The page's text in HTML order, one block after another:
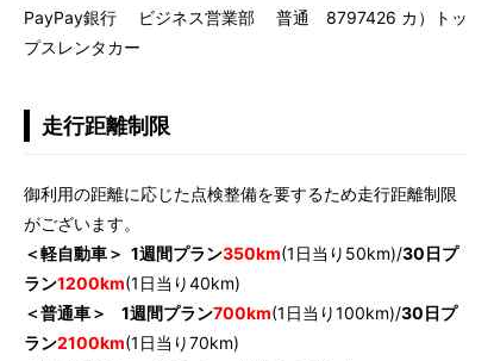
PayPay銀行 ビジネス営業部 普通 8797426 カ）トッ
プスレンタカー
走行距離制限
御利用の距離に応じた点検整備を要するため走行距離制限
がございます。
＜軽自動車＞ 1週間プラン350km(1日当り50km)/30日プ
ラン1200km(1日当り40km)
＜普通車＞ 1週間プラン700km(1日当り100km)/30日プ
ラン2100km(1日当り70km)